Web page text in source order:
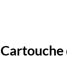
Cartouche